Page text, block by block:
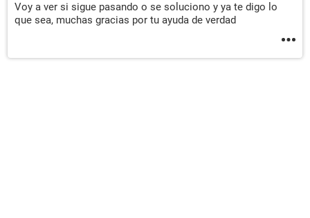
Voy a ver si sigue pasando o se soluciono y ya te digo lo
que sea, muchas gracias por tu ayuda de verdad